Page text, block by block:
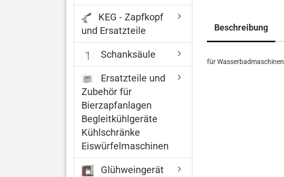
Beschreibung
für Wasserbadmaschinen
KEG - Zapfkopf
und Ersatzteile
Schanksäule
Ersatzteile und
Zubehör für
Bierzapfanlagen
Begleitkühlgeräte
Kühlschränke
Eiswürfelmaschinen
Glühweingerät